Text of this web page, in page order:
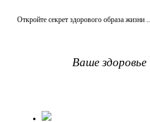
Откройте секрет здорового образа жизни
Ваше